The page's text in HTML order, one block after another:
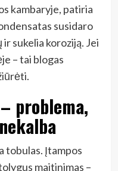
kambaryje, patiria
susidaro
sukelia koroziją. Jei
– tai blogas
problema,
tobulas. Įtampos
maitinimas –